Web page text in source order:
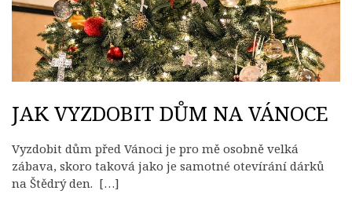
JAK VYZDOBIT DŮM NA VÁNOCE
Vyzdobit dům před Vánoci je pro mě osobně velká
zábava, skoro taková jako je samotné otevírání dárků
na Štědrý den. […]